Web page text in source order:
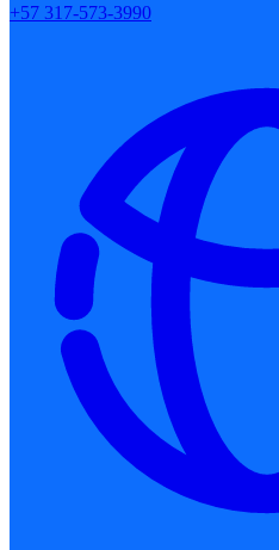
+57 317-573-3990